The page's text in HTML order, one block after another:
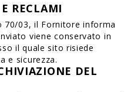
RECLAMI
70/03, il Fornitore informa
viene conservato in
il quale sito risiede
e sicurezza.
DEL